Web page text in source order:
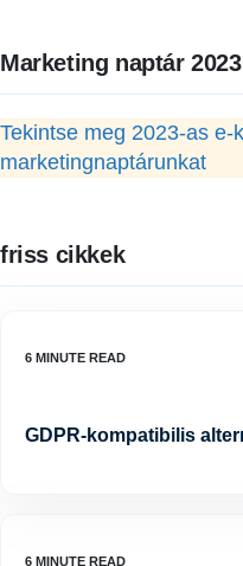
Marketing naptár 2023
Tekintse meg 2023-as e-
marketingnaptárunkat
friss cikkek
GDPR-kompatibilis